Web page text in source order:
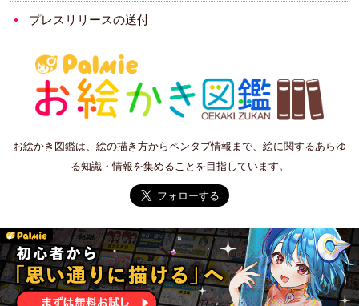
プレスリリースの送付
お絵かき図鑑は、絵の描き方からペンタブ情報まで、絵に関するあらゆ
る知識・情報を集めることを目指しています。